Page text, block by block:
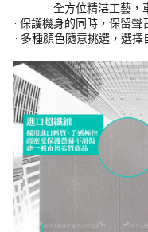
‧ 全方位精湛工藝
‧ 保護機身的同時，保留
‧ 多種顏色隨意挑選，選